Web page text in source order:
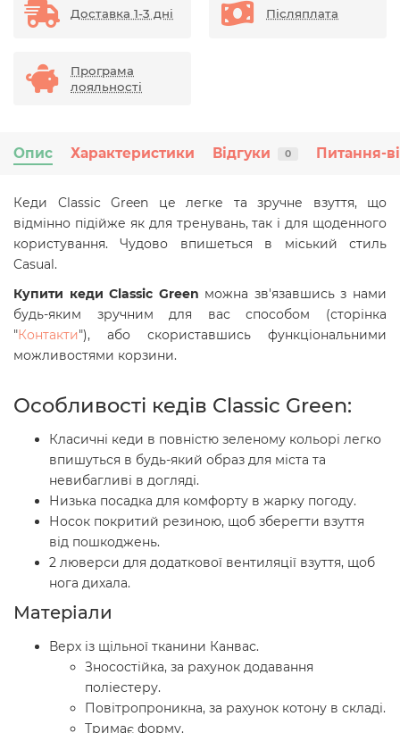
Доставка 1-3 дні Післяплата
Програма
лояльності
Опис Характеристики Відгуки 0 Питання-
Кеди Classic Green це легке та зручне взуття, що
відмінно підійже як для тренувань, так і для щоденного
користування. Чудово впишеться в міський стиль
Casual.
Купити кедиClassic Green можна зв'язавшись з нами
будь-яким зручним для вас способом (сторінка
"Контакти"), або скориставшись функціональними
можливостями корзини.
Особливості кедів Classic Green:
Класичні кеди в повністю зеленому кольорі легко
впишуться в будь-який образ для міста та
невибагливі в догляді.
Низька посадка для комфорту в жарку погоду.
Носок покритий резиною, щоб зберегти взуття
від пошкоджень.
2 люверси для додаткової вентиляції взуття, щоб
нога дихала.
Матеріали
Верх із щільної тканини Канвас.
Зносостійка, за рахунок додавання
поліестеру.
Повітропроникна, за рахунок котону в складі.
Тримає форму.